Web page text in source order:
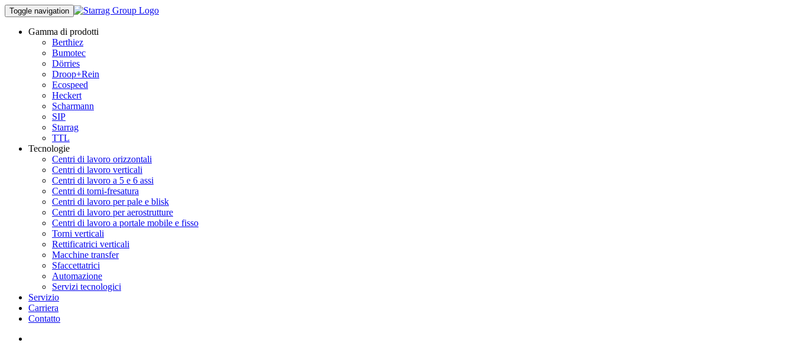
Toggle navigation
Gamma di prodotti
Berthiez
Bumotec
Dörries
Droop+Rein
Ecospeed
Heckert
Scharmann
SIP
Starrag
TTL
Tecnologie
Centri di lavoro orizzontali
Centri di lavoro verticali
Centri di lavoro a 5 e 6 assi
Centri di torni-fresatura
Centri di lavoro per pale e blisk
Centri di lavoro per aerostrutture
Centri di lavoro a portale mobile e fisso
Torni verticali
Rettificatrici verticali
Macchine transfer
Sfaccettatrici
Automazione
Servizi tecnologici
Servizio
Carriera
Contatto